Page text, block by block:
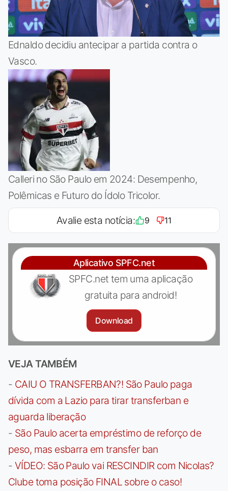
Ednaldo decidiu antecipar a partida contra o
Vasco.
Calleri no São Paulo em 2024: Desempenho,
Polêmicas e Futuro do Ídolo Tricolor.
Avalie esta notícia: 9 11
Aplicativo SPFC.net
SPFC.net tem uma aplicação
gratuita para android!
Download
VEJA TAMBÉM
- CAIU O TRANSFERBAN?! São Paulo paga
dívida com a Lazio para tirar transferban e
aguarda liberação
- São Paulo acerta empréstimo de reforço de
peso, mas esbarra em transfer ban
- VÍDEO: São Paulo vai RESCINDIR com Nicolas?
Clube toma posição FINAL sobre o caso!